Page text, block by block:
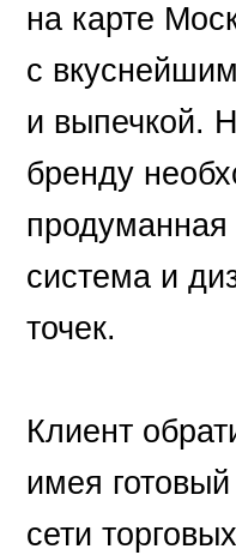
на карте
с
и выпечкой.
бренду
продуманная
система и
точек.
Клиент
имея
сети